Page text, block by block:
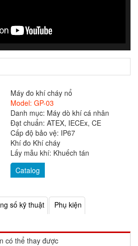
Máy đo khí cháy nổ
Model: GP-03
Danh mục: Máy dò khí cá nhân
Đạt chuẩn: ATEX, IECEx, CE
Cấp độ bảo vệ: IP67
Khí đo Khí cháy
Lấy mẫu khí: Khuếch tán
Catalog
số kỹ thuật
Phụ kiện
có thể thay được